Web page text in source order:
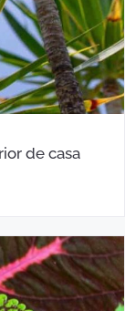
de casa